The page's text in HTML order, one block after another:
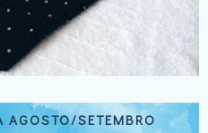
AGOSTO/SETEMBRO